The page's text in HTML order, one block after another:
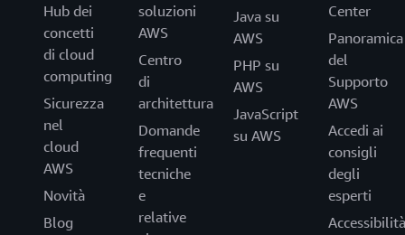
Hub dei
concetti
di cloud
computing
Sicurezza
nel
cloud
AWS
Novità
Blog
soluzioni
AWS
Centro
di
architettura
Domande
frequenti
tecniche
e
relative
Java su
AWS
PHP su
AWS
JavaScript
su AWS
Center
Panoramica
del
Supporto
AWS
Accedi ai
consigli
degli
esperti
Accessibilità